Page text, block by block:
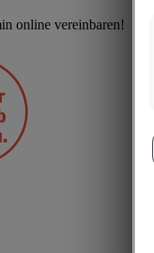
online vereinbaren!